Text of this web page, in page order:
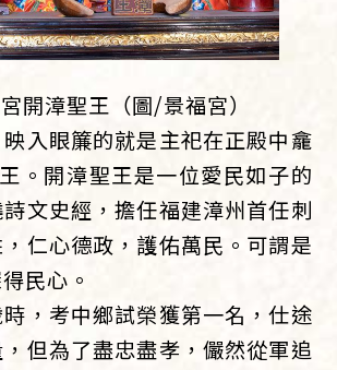
開漳聖王（圖/景福宮）
入眼簾的就是主祀在正殿中龕
。開漳聖王是一位愛民如子的
文史經，擔任福建漳州首任刺
仁心德政，護佑萬民。可謂是
民心。
，考中鄉試榮獲第一名，仕途
但為了盡忠盡孝，儼然從軍追